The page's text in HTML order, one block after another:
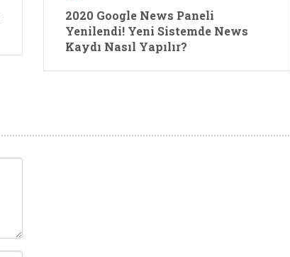
2020 Google News Paneli
Yenilendi! Yeni Sistemde News
Kaydı Nasıl Yapılır?